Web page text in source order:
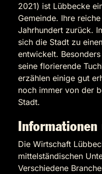
2021) ist Lübbecke
Gemeinde. Ihre
Jahrhundert zurück.
sich die Stadt zu
entwickelt.
seine florierende
erzählen einige gut
noch immer von der
Stadt.
Die Wirtschaft
mittelständischen
Verschiedene